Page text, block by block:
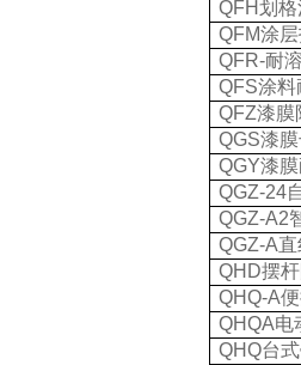
QFH划
QFM涂
QFR-耐
QFS涂料
QFZ漆膜
QGS漆
QGY漆
QGZ-24
QGZ-A2
QGZ-A
QHD摆
QHQ-A
QHQA电
QHQ台